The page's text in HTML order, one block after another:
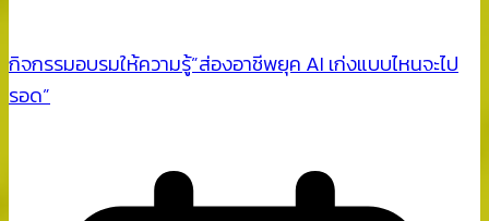
กิจกรรมอบรมให้ความรู้”ส่องอาชีพยุค AI เก่งแบบไหนจะไป
รอด”